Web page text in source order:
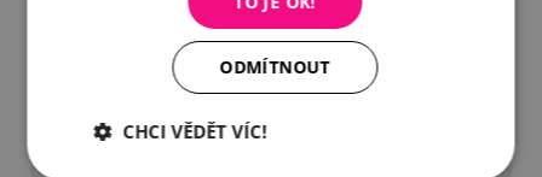
Brož jelínek s pravou perlou
ODMÍTNOUT
CHCI VĚDĚT VÍC!